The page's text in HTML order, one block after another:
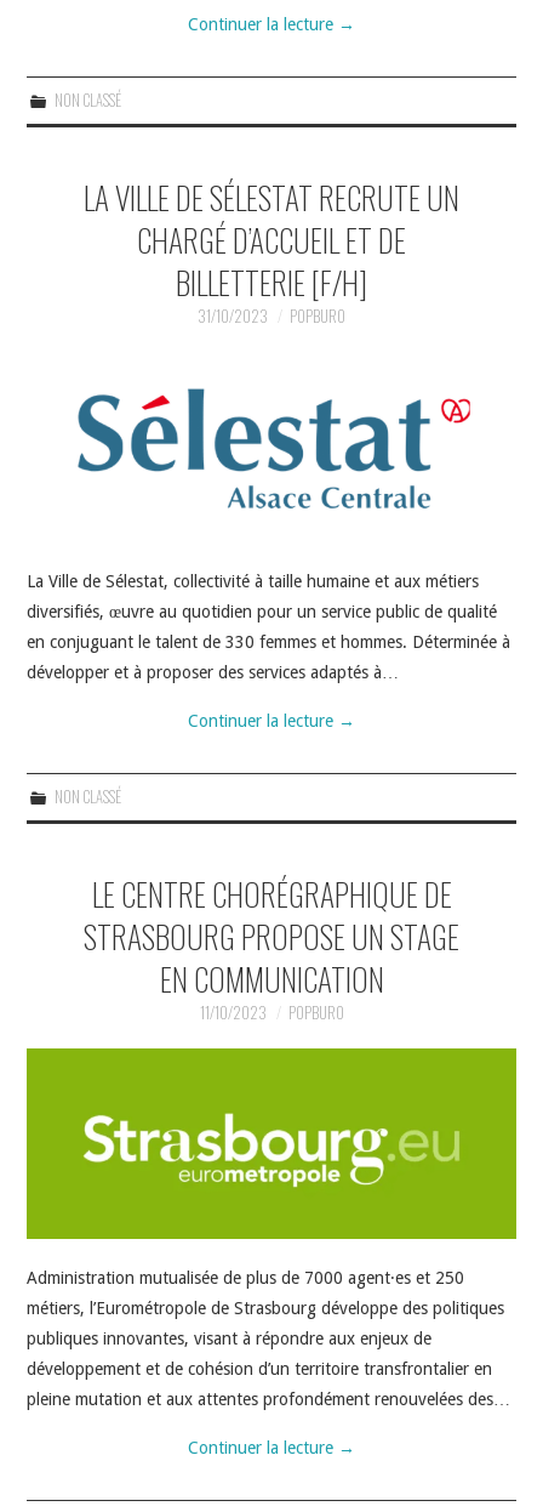
Continuer la lecture →
NON CLASSÉ
LA VILLE DE SÉLESTAT RECRUTE UN
CHARGÉ D’ACCUEIL ET DE
BILLETTERIE [F/H]
31/10/2023 POPBURO
La Ville de Sélestat, collectivité à taille humaine et aux métiers
diversifiés, œuvre au quotidien pour un service public de qualité
en conjuguant le talent de 330 femmes et hommes. Déterminée à
développer et à proposer des services adaptés à…
Continuer la lecture →
NON CLASSÉ
LE CENTRE CHORÉGRAPHIQUE DE
STRASBOURG PROPOSE UN STAGE
EN COMMUNICATION
11/10/2023 POPBURO
Administration mutualisée de plus de 7000 agent·es et 250
métiers, l’Eurométropole de Strasbourg développe des politiques
publiques innovantes, visant à répondre aux enjeux de
développement et de cohésion d’un territoire transfrontalier en
pleine mutation et aux attentes profondément renouvelées des…
Continuer la lecture →